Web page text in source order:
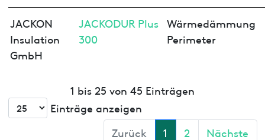
JACKON
Insulation
GmbH
JACKODUR Plus
300
Wärmedämmung
Perimeter
1 bis 25 von 45 Einträgen
Einträge anzeigen
Zurück
1 2 Nächste